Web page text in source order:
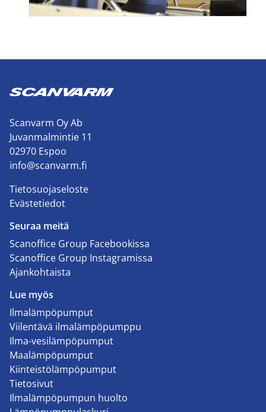
Scanvarm Oy Ab
Juvanmalmintie 11
02970 Espoo
info@scanvarm.fi
Tietosuojaseloste
Evästetiedot
Seuraa meitä
Scanoffice Group Facebookissa
Scanoffice Group Instagramissa
Ajankohtaista
Lue myös
Ilmalämpöpumput
Viilentävä ilmalämpöpumppu
Ilma-vesilämpöpumput
Maalämpöpumput
Kiinteistölämpöpumput
Tietosivut
Ilmalämpöpumpun huolto